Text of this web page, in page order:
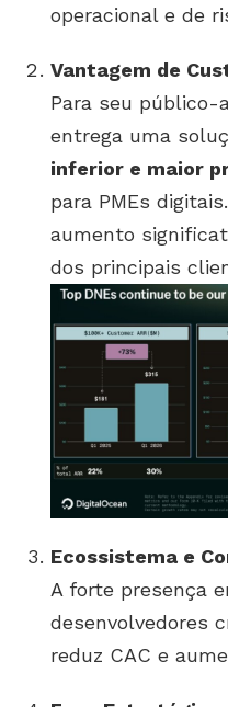
operacional e de
Vantagem de
Para seu público-
entrega uma
inferior e maior
para PMEs
aumento
dos principais
Ecossistema e
A forte presença
desenvolvedores
reduz CAC e